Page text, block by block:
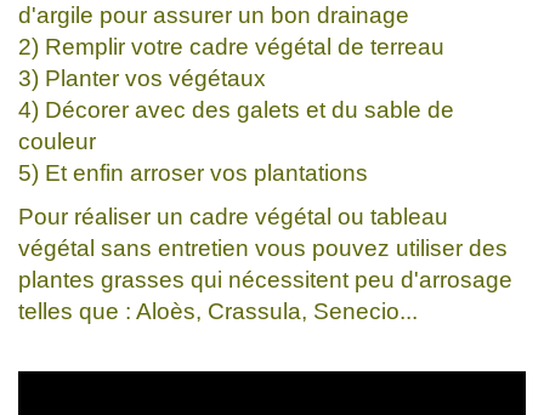
d'argile pour assurer un bon drainage
2) Remplir votre cadre végétal de terreau
3) Planter vos végétaux
4) Décorer avec des galets et du sable de
couleur
5) Et enfin arroser vos plantations
Pour réaliser un cadre végétal ou tableau
végétal sans entretien vous pouvez utiliser des
plantes grasses qui nécessitent peu d'arrosage
telles que : Aloès, Crassula, Senecio...